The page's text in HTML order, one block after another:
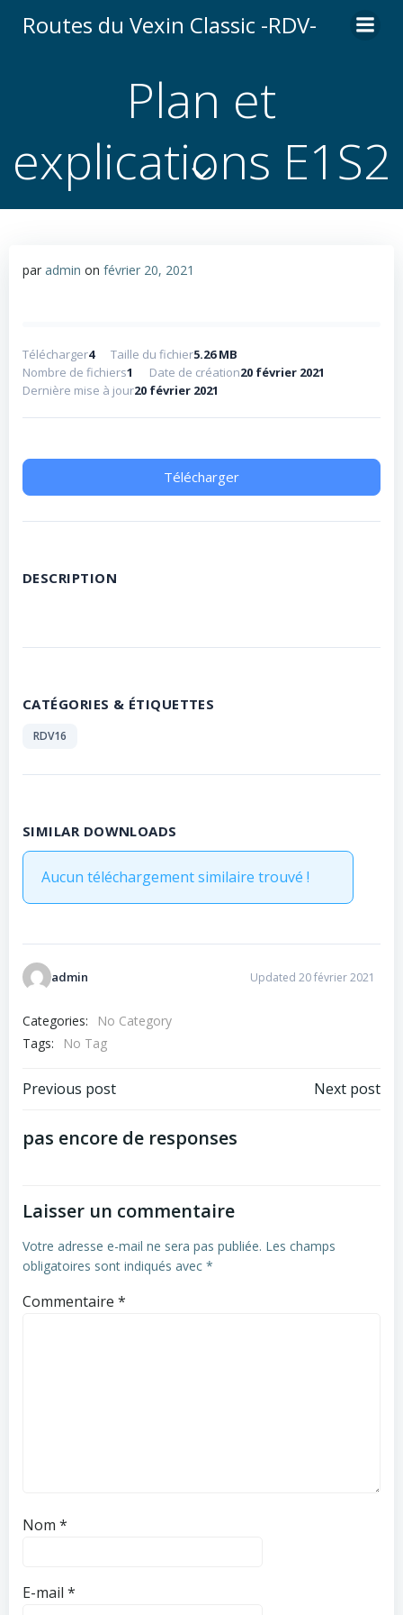
au
Routes du Vexin Classic -RDV-
Plan et
explications E1S2
par admin on février 20, 2021
Télécharger4 Taille du fichier5.26 MB
Nombre de fichiers1 Date de création20 février 2021
Dernière mise à jour20 février 2021
Télécharger
DESCRIPTION
CATÉGORIES & ÉTIQUETTES
RDV16
SIMILAR DOWNLOADS
Aucun téléchargement similaire trouvé !
admin Updated 20 février 2021
Categories:
No Category
Tags:
No Tag
Post
navigation
Previous post
navigation
Next post
pas encore de responses
Laisser un commentaire
Votre adresse e-mail ne sera pas publiée. Les champs
obligatoires sont indiqués avec *
Commentaire *
Nom *
E-mail *